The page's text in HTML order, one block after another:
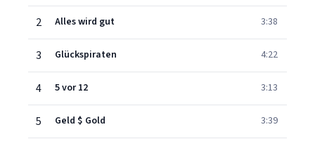
2 Alles wird gut 3:38
3 Glückspiraten 4:22
4 5 vor 12 3:13
5 Geld $ Gold 3:39